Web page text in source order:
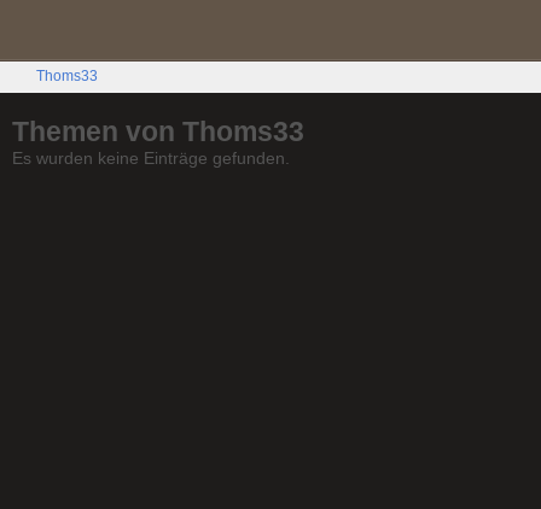
Thoms33
Themen von Thoms33
Es wurden keine Einträge gefunden.